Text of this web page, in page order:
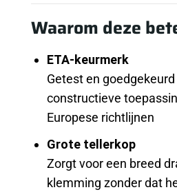
Waarom deze
ETA-keurmerk
Getest en
constructieve
Europese richtlijnen
Grote tellerkop
Zorgt voor een breed
klemming zonder dat